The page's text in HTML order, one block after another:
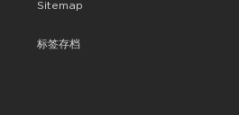
Sitemap
标签存档